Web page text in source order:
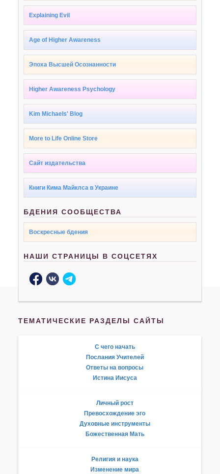
Explaining Evil
Age of Higher Awareness
Эпоха Высшей Осознанности
Higher Awareness Psychology
Kim Michaels' Blog
More to Life Online Store
Сайт издательства
Книги Кима Майклса в Украине
БДЕНИЯ СООБЩЕСТВА
Воскресные бдения
НАШИ СТРАНИЦЫ В СОЦСЕТЯХ
ТЕМАТИЧЕСКИЕ РАЗДЕЛЫ САЙТЫ
С чего начать
Послания Учителей
Ответы на вопросы
Истина Иисуса
Личный рост
Превосхождение эго
Духовные инструменты
Божественная Мать
Религия и наука
Изменение мира